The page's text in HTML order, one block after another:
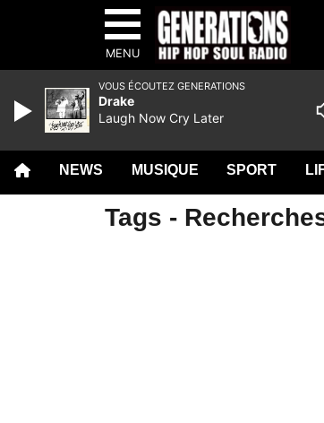
MENU
NEWS MUSIQUE SPORT
Tags -
VOUS ÉCOUTEZ GENERATIONS
Drake
Laugh Now Cry Later